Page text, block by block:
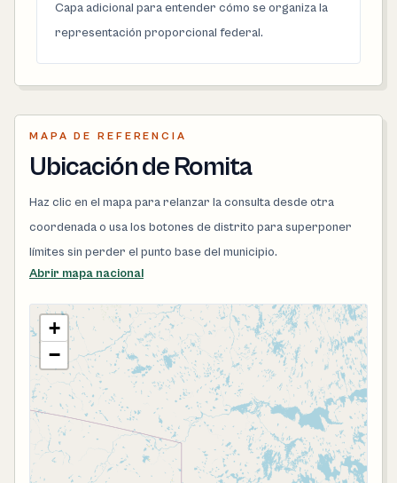
Capa adicional para entender cómo se organiza la
representación proporcional federal.
MAPA DE REFERENCIA
Ubicación de Romita
Haz clic en el mapa para relanzar la consulta desde otra
coordenada o usa los botones de distrito para superponer
límites sin perder el punto base del municipio.
Abrir mapa nacional
+
−